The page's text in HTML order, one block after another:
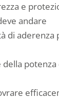
e
andare
di
della